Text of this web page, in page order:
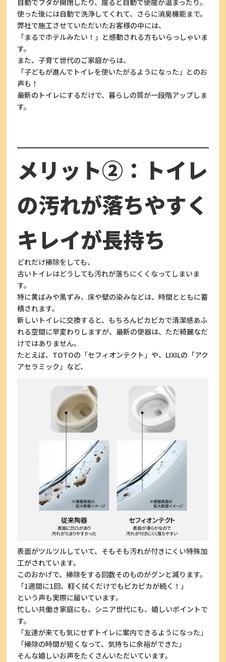
自動でフタが開閉したり、座ると自動で便座が温まったり。
使った後には自動で洗浄してくれて、さらに消臭機能まで。
弊社で施工させていただいたお客様の中には、
「まるでホテルみたい！」と感動される方もいらっしゃいま
す。
また、子育て世代のご家庭からは、
「子どもが進んでトイレを使いたがるようになった」とのお
声も！
最新のトイレにするだけで、暮らしの質が一段階アップしま
す。
メリット②：トイレ
の汚れが落ちやすく
キレイが長持ち
どれだけ掃除をしても、
古いトイレはどうしても汚れが落ちにくくなってしまいま
す。
特に黄ばみや黒ずみ、床や壁の染みなどは、時間とともに蓄
積されます。
新しいトイレに交換すると、もちろんピカピカで清潔感あふ
れる空間に早変わりしますが、最新の便器は、ただ綺麗なだ
けではありません。
たとえば、TOTOの「セフィオンテクト」や、LIXILの「アク
アセラミック」など、
表面がツルツルしていて、そもそも汚れが付きにくい特殊加
工がされています。
このおかげで、掃除をする回数そのものがグンと減ります。
「1週間に1回、軽く拭くだけでもピカピカが続く！」
という声も実際に届いています。
忙しい共働き家庭にも、シニア世代にも、嬉しいポイントで
す。
「友達が来ても気にせずトイレに案内できるようになった」
「掃除の時間が短くなって、気持ちに余裕ができた」
そんな嬉しいお声をたくさんいただいています。